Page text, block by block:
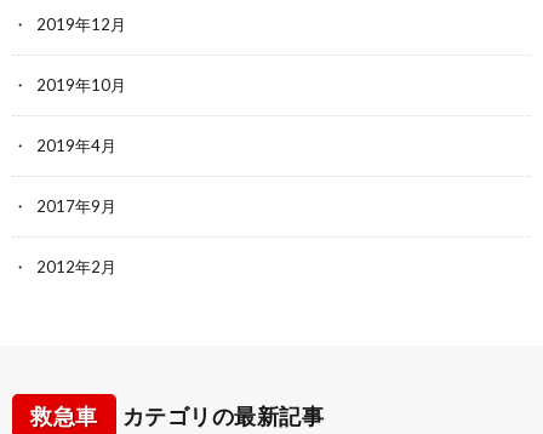
2019年12月
2019年10月
2019年4月
2017年9月
2012年2月
救急車 カテゴリの最新記事